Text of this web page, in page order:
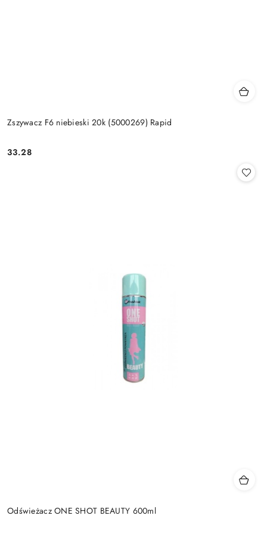
Zszywacz F6 niebieski 20k (5000269) Rapid
Cena:
33.28
Odświeżacz ONE SHOT BEAUTY 600ml